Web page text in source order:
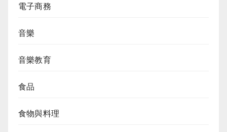
電子商務
音樂
音樂教育
食品
食物與料理